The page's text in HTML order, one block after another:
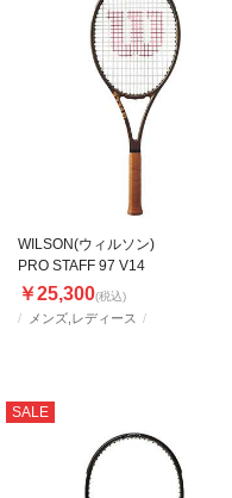
メンズ,レディース
WILSON(ウィルソン)
PRO STAFF 97 V14
￥25,300(税込)
SALE